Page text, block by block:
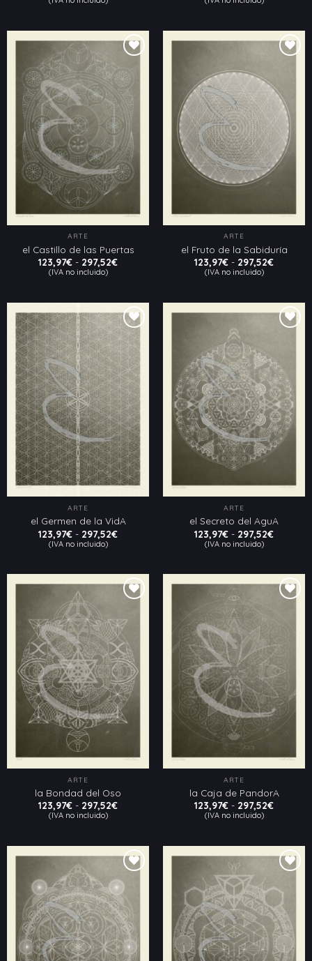
hasta
297,52€
hasta
297,52€
Añadir
a la
lista
de
deseos
ARTE
el Castillo de las Puertas
123,97€ - 297,52€Rango
hasta
297,52€
(IVA no incluido)
Añadir
a la
lista
de
deseos
ARTE
el Fruto de la Sabiduría
123,97€ - 297,52€Rango
hasta
297,52€
(IVA no incluido)
Añadir
a la
lista
de
deseos
ARTE
el Germen de la VidA
123,97€ - 297,52€Rango
hasta
297,52€
(IVA no incluido)
Añadir
a la
lista
de
deseos
ARTE
el Secreto del AguA
123,97€ - 297,52€Rango
hasta
297,52€
(IVA no incluido)
Añadir
a la
lista
de
deseos
ARTE
la Bondad del Oso
123,97€ - 297,52€Rango
hasta
297,52€
(IVA no incluido)
a la
deseos
ARTE
la Caja de PandorA
123,97€ - 297,52€Rango
hasta
297,52€
(IVA no incluido)
Añadir
a la
lista
de
deseos
Añadir
a la
lista
de
deseos